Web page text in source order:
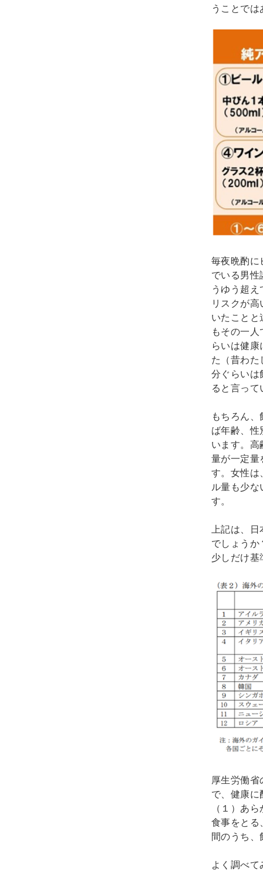
うことで
毎夜晩酌に
でいる男性
うゆう超
リスクが
いたことと
もその一
らいは健
た（昔わた
分ぐらいは
ると言っ
もちろん
ば年齢、性
います。高
量が一定量
す。女性は
ル量も少
す。
上記は、
でしょう
少しだけ基
厚生労働
で、健康に
（１）あ
食事をとる
間のうち、
よく調べ